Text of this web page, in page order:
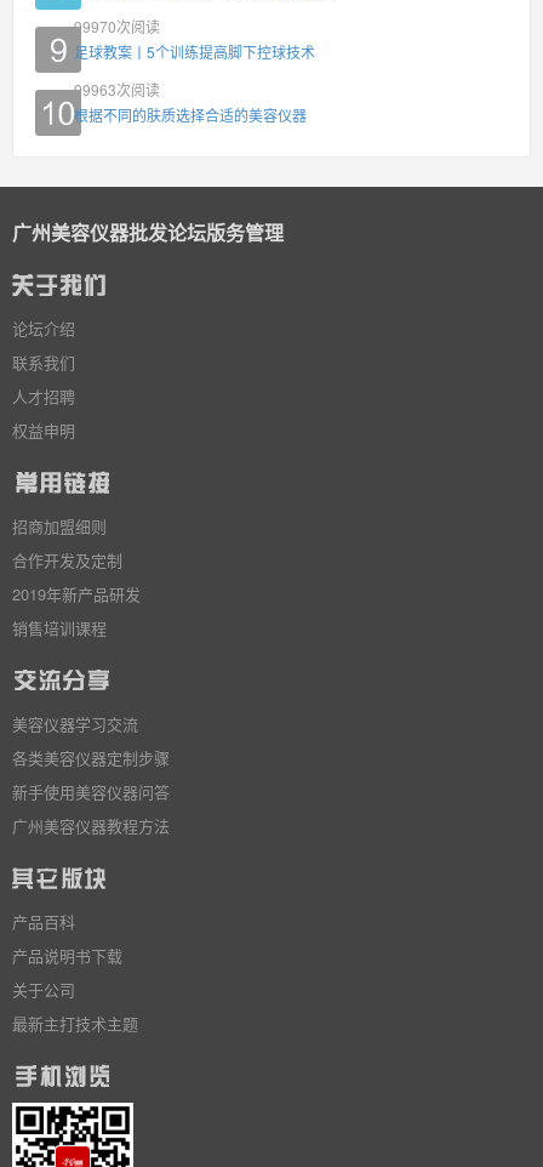
99970次阅读
足球教案丨5个训练提高脚下控球技术
99963次阅读
根据不同的肤质选择合适的美容仪器
广州美容仪器批发论坛版务管理
论坛介绍
联系我们
人才招聘
权益申明
招商加盟细则
合作开发及定制
2019年新产品研发
销售培训课程
美容仪器学习交流
各类美容仪器定制步骤
新手使用美容仪器问答
广州美容仪器教程方法
产品百科
产品说明书下载
关于公司
最新主打技术主题